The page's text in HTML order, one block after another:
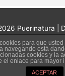
Puerinatura |
Legal
Suscripción al
para que
navegando está
cookies y la
el enlace para mayor
ACEPTAR